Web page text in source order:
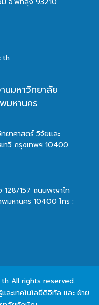
นมหาวิทยาลัย
มหานคร
ยาศาสตร์ วิจัยและ
ทวี กรุงเทพฯ 10400
128/157 ถนนพญาไท
มหานคร 10400 โทร :
All rights reserved.
ะเทคโนโลยีดิจิทัล และ ฝ่าย